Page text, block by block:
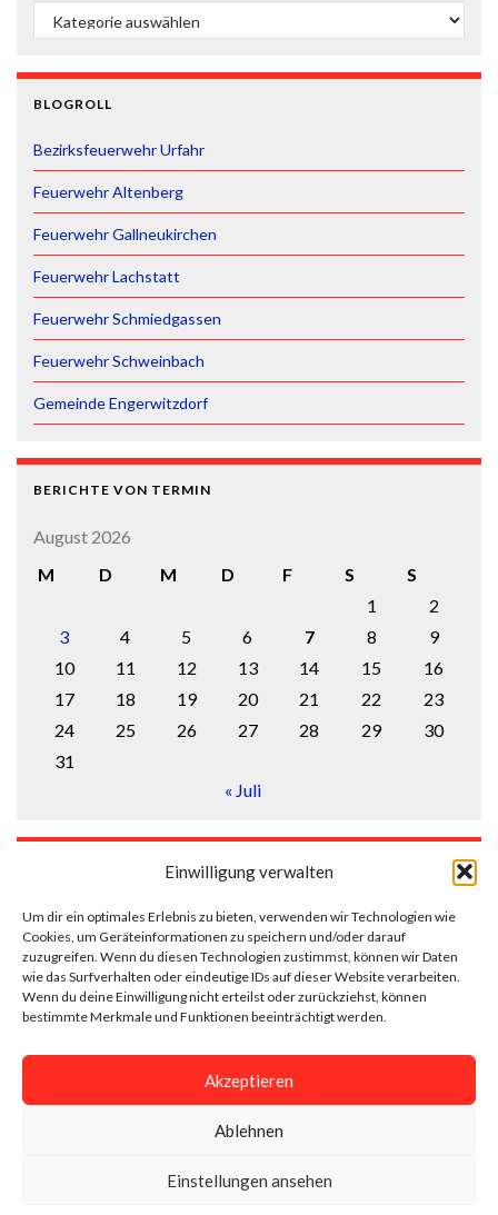
Einwilligung verwalten
Um dir ein optimales Erlebnis zu bieten, verwenden wir Technologien wie
Cookies, um Geräteinformationen zu speichern und/oder darauf
zuzugreifen. Wenn du diesen Technologien zustimmst, können wir Daten
wie das Surfverhalten oder eindeutige IDs auf dieser Website verarbeiten.
Wenn du deine Einwilligung nicht erteilst oder zurückziehst, können
bestimmte Merkmale und Funktionen beeinträchtigt werden.
Akzeptieren
Ablehnen
Einstellungen ansehen
ÜBERSICHT
BLOGROLL
Bezirksfeuerwehr Urfahr
Feuerwehr Altenberg
Feuerwehr Gallneukirchen
Feuerwehr Lachstatt
Feuerwehr Schmiedgassen
Feuerwehr Schweinbach
Gemeinde Engerwitzdorf
BERICHTE VON TERMIN
August 2026
M
D M D F S
S
1
2
3
4 5 6 7 8
9
10
11 12 13 14 15
16
17
18 19 20 21 22
23
24
25 26 27 28 29
30
31
« Juli
Anmelden
Eintrags-Feed
Kommentar-Feed
Impressum
Cookie-Richtlinie (EU)